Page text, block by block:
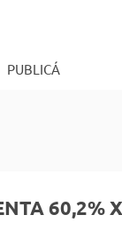
PUBLICÁ
60,2%